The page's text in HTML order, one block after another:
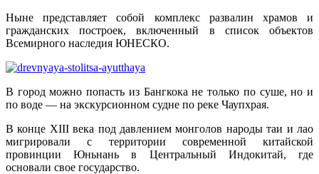
Ныне представляет собой комплекс развалин храмов и
гражданских построек, включенный в список объектов
Всемирного наследия ЮНЕСКО.
В город можно попасть из Бангкока не только по суше, но и
по воде — на экскурсионном судне по реке Чаупхрая.
В конце XIII века под давлением монголов народы таи и лао
мигрировали с территории современной китайской
провинции Юньнань в Центральный Индокитай, где
основали свое государство.